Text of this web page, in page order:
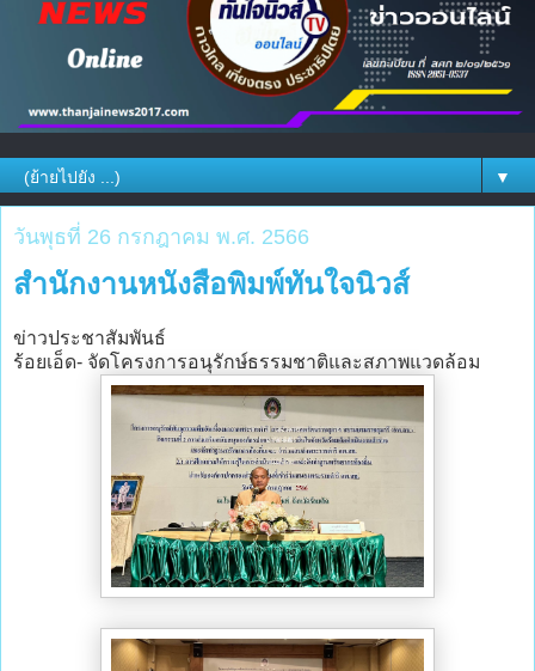
▼
วันพุธที่ 26 กรกฎาคม พ.ศ. 2566
สำนักงานหนังสือพิมพ์ทันใจนิวส์
ข่าวประชาสัมพันธ์
ร้อยเอ็ด- จัดโครงการอนุรักษ์ธรรมชาติและสภาพแวดล้อม